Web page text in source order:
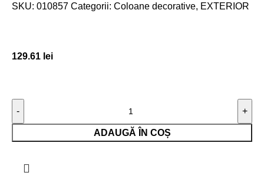
SKU: 010857 Categorii: Coloane decorative, EXTERIOR
129.61 lei
ADAUGĂ ÎN COȘ